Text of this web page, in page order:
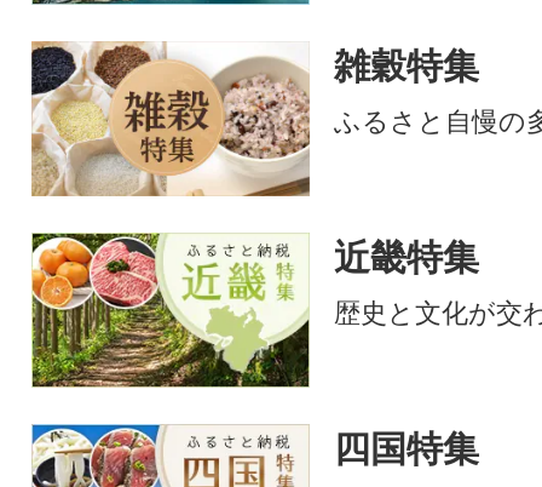
雑穀特集
ふるさと自慢の
近畿特集
歴史と文化が交
四国特集